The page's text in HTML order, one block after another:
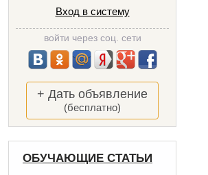
Вход в систему
войти через соц. сети
+ Дать объявление
(бесплатно)
ОБУЧАЮЩИЕ СТАТЬИ